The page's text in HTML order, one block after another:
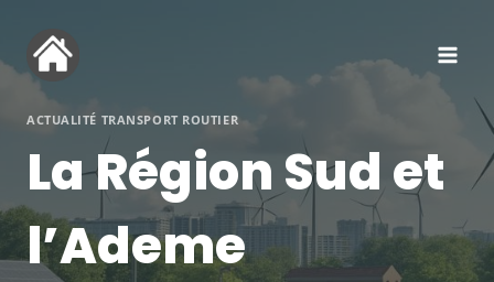
contenu
ACTUALITÉ TRANSPORT ROUTIER
La Région Sud et
l’Ademe